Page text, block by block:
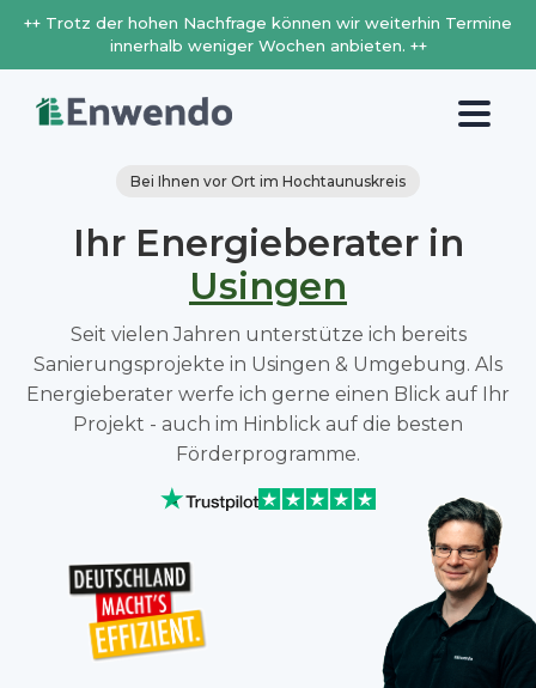
++ Trotz der hohen Nachfrage können wir weiterhin Termine
innerhalb weniger Wochen anbieten. ++
Bei Ihnen vor Ort im Hochtaunuskreis
Ihr Energieberater in
Usingen
Seit vielen Jahren unterstütze ich bereits
Sanierungsprojekte in Usingen & Umgebung. Als
Energieberater werfe ich gerne einen Blick auf Ihr
Projekt - auch im Hinblick auf die besten
Förderprogramme.